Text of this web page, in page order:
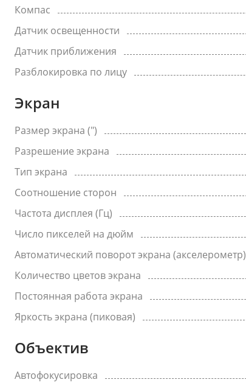
Компас
Датчик освещенности
Датчик приближения
Разблокировка по лицу
Экран
Размер экрана (")
Разрешение экрана
Тип экрана
Соотношение сторон
Частота дисплея (Гц)
Число пикселей на дюйм
Автоматический поворот экрана (акселерометр)
Количество цветов экрана
Постоянная работа экрана
Яркость экрана (пиковая)
Объектив
Автофокусировка